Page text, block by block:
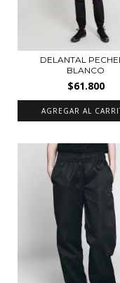
DELANTAL
BLANCO
$61.800
AGREGAR AL